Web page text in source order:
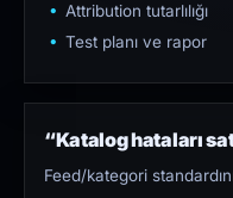
Attribution tutarlılığı
Test planı ve rapor
“Katalog hataları
Feed/kategori